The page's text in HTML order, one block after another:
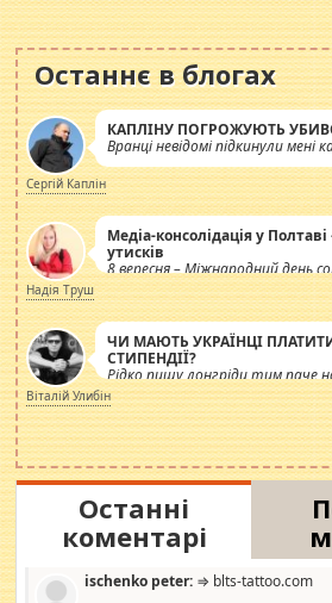
Останнє в блогах
КАПЛІНУ ПОГРОЖУЮТЬ
Вранці невідомі підкинули
Сергій Каплін
Медіа-консолідація у
утисків
8 вересня – Міжнародний день
журналістів.
Надія Труш
ЧИ МАЮТЬ УКРАЇНЦІ
СТИПЕНДІЇ?
Рідко пишу лонгріди тим паче
просто дістало! Обурюють
навколо стипендіального
роздувається ще одна
Віталій Улибін
Останні
коментарі
ischenko peter: ⇒ blts-tattoo.com